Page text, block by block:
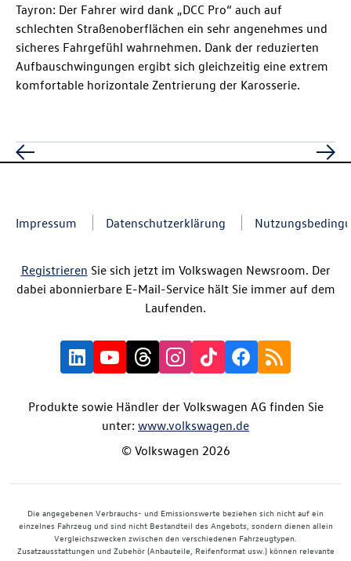
Tayron: Der Fahrer wird dank „DCC Pro“ auch auf
schlechten Straßenoberflächen ein sehr angenehmes und
sicheres Fahrgefühl wahrnehmen. Dank der reduzierten
Aufbauschwingungen ergibt sich gleichzeitig eine extrem
komfortable horizontale Zentrierung der Karosserie.
Impressum Datenschutzerklärung
Registrieren Sie sich jetzt im Volkswagen Newsroom. Der
dabei abonnierbare E-Mail-Service hält Sie immer auf dem
Laufenden.
Produkte sowie Händler der Volkswagen AG finden Sie
unter: www.volkswagen.de
© Volkswagen 2026
Die angegebenen Verbrauchs- und Emissionswerte beziehen sich nicht auf ein
einzelnes Fahrzeug und sind nicht Bestandteil des Angebots, sondern dienen allein
Vergleichszwecken zwischen den verschiedenen Fahrzeugtypen.
Zusatzausstattungen und Zubehör (Anbauteile, Reifenformat usw.) können relevante